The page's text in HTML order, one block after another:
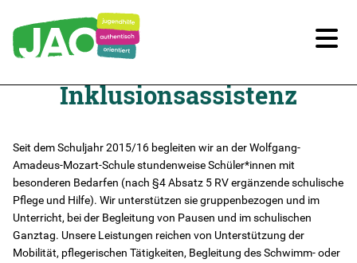
Unsere Kitas
Für Familien
Für Kinder/Jugendliche
Freiwilligendienste
Inklusionsassistenz
Seit dem Schuljahr 2015/16 begleiten wir an der Wolfgang-
Amadeus-Mozart-Schule stundenweise Schüler*innen mit
besonderen Bedarfen (nach §4 Absatz 5 RV ergänzende schulische
Pflege und Hilfe). Wir unterstützen sie gruppenbezogen und im
Unterricht, bei der Begleitung von Pausen und im schulischen
Ganztag. Unsere Leistungen reichen von Unterstützung der
Mobilität, pflegerischen Tätigkeiten, Begleitung des Schwimm- oder